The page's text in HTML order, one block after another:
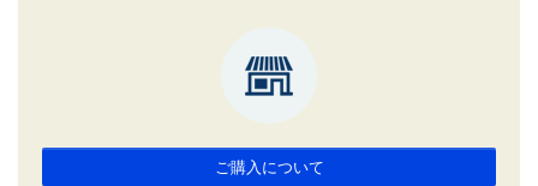
ご購入について